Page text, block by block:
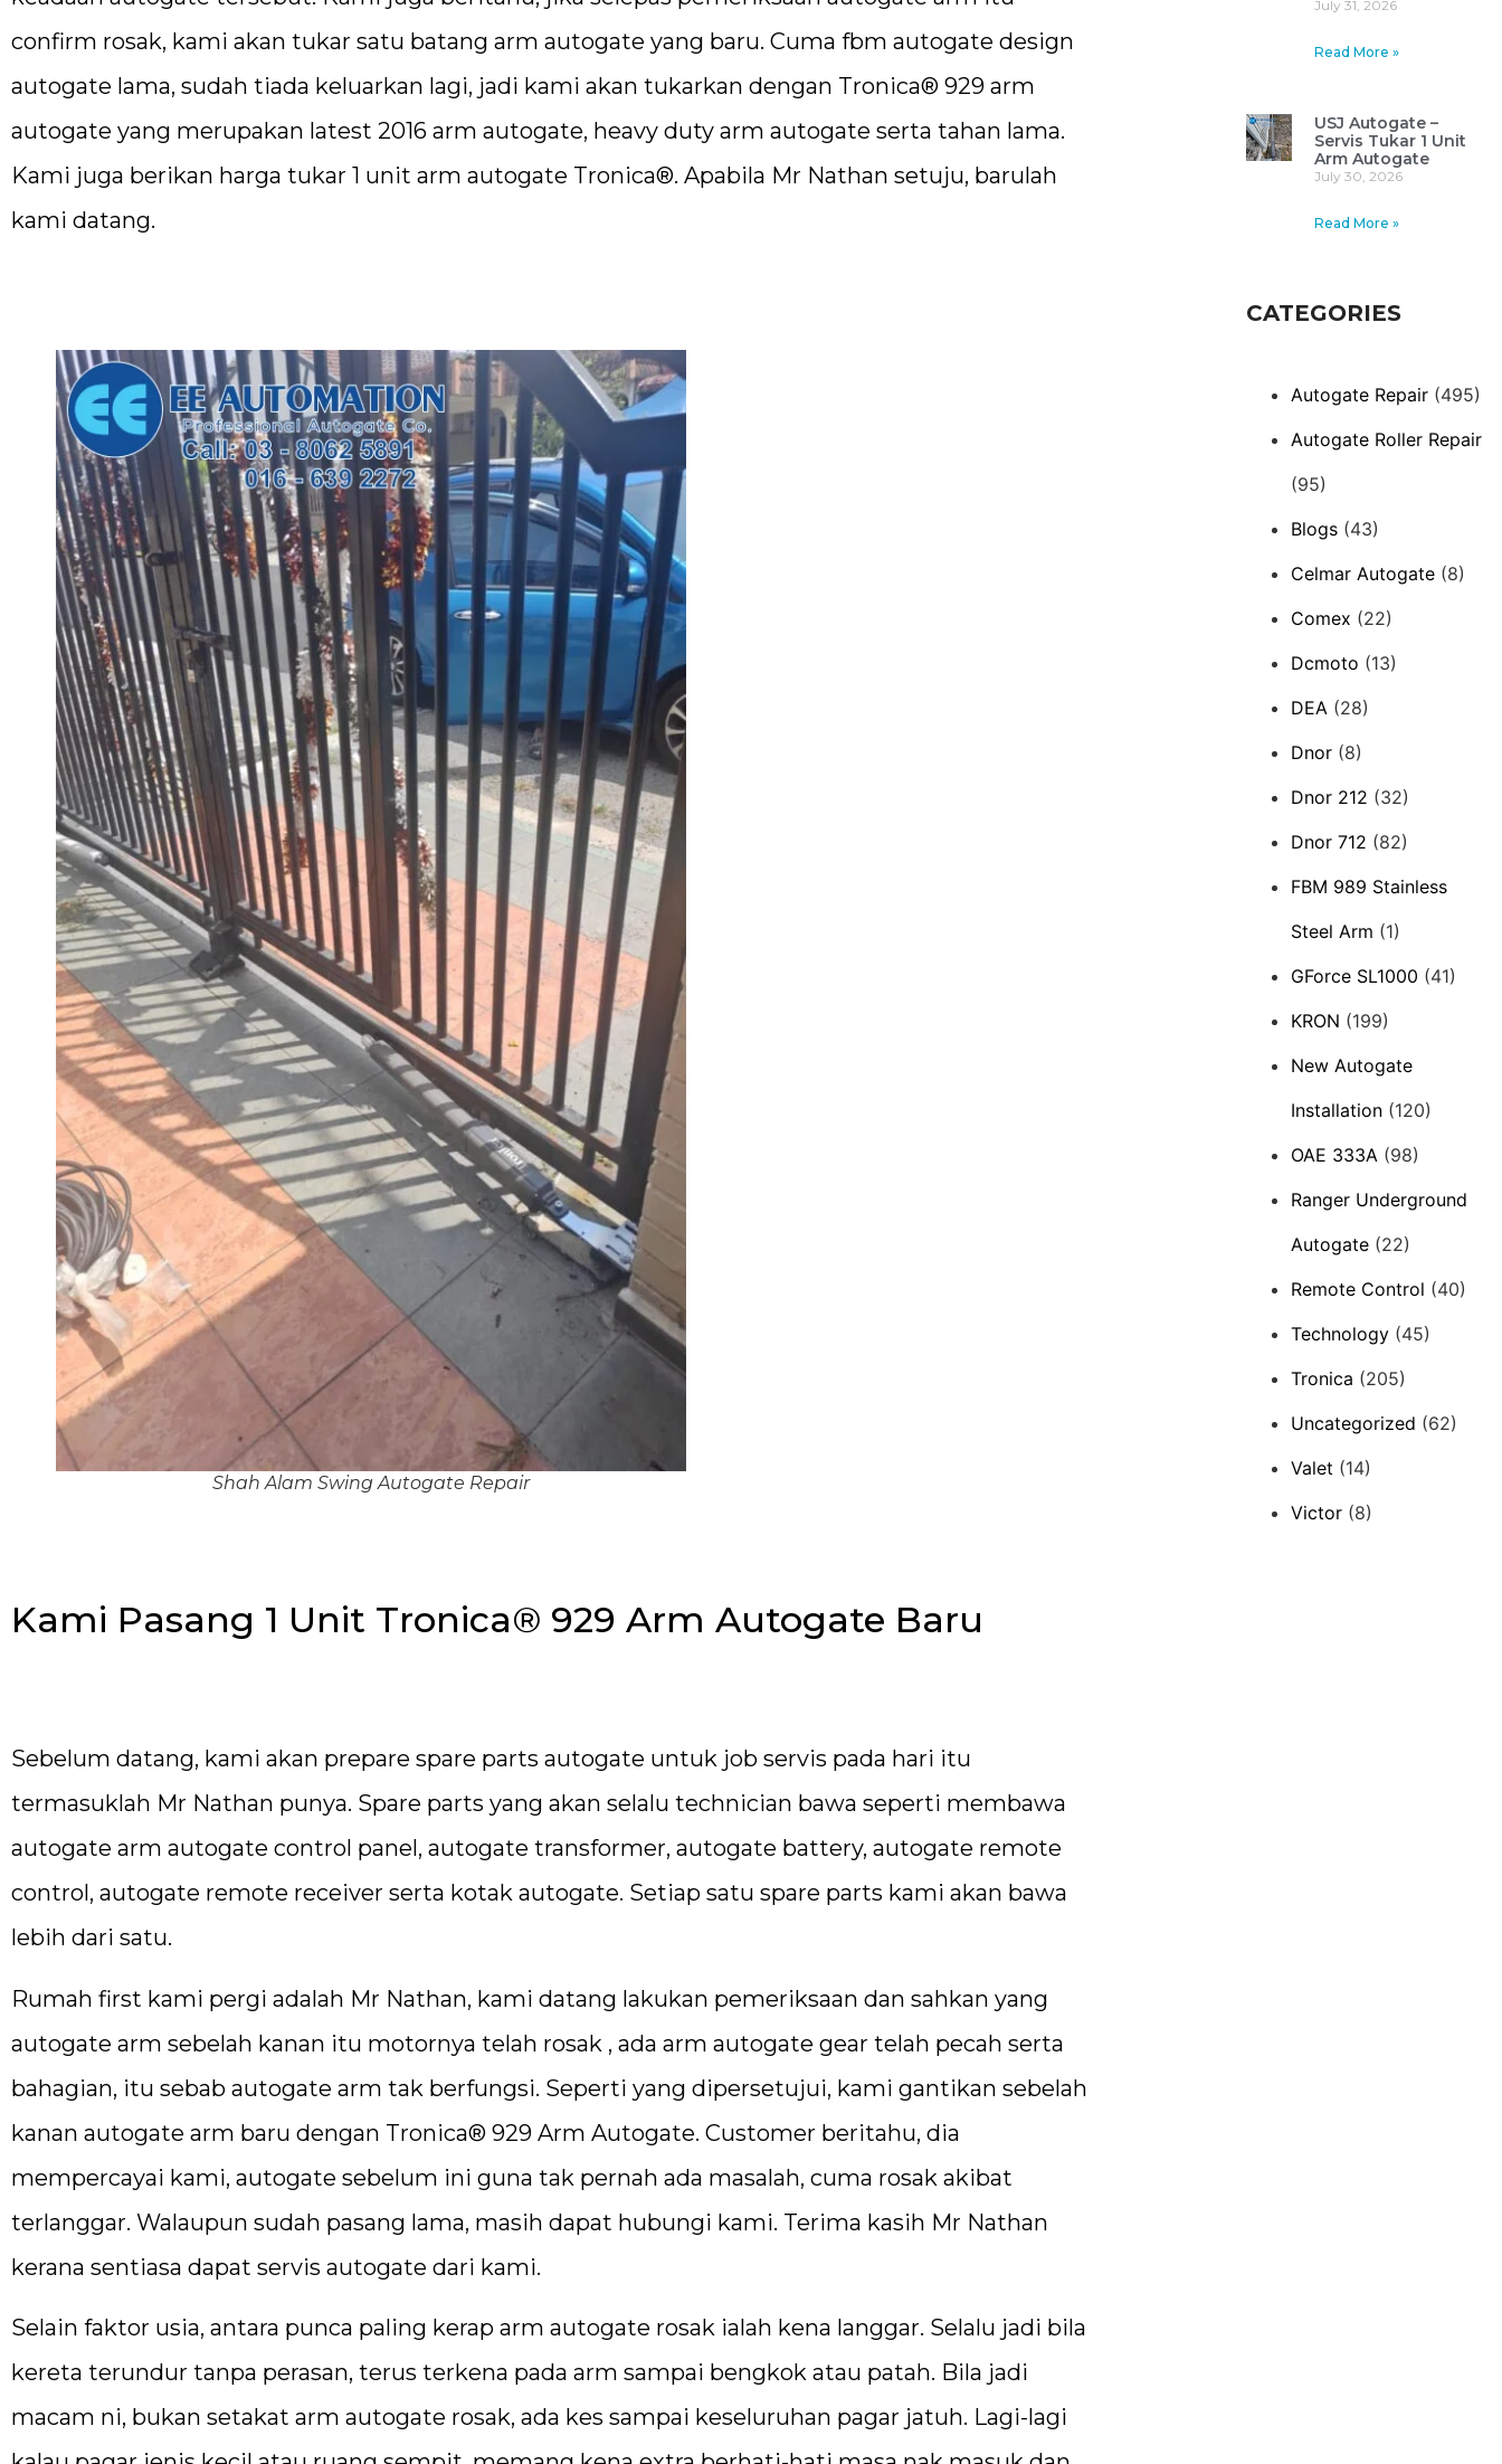
confirm rosak, kami akan tukar satu batang arm autogate yang baru. Cuma fbm autogate design
autogate lama, sudah tiada keluarkan lagi, jadi kami akan tukarkan dengan Tronica® 929 arm
autogate yang merupakan latest 2016 arm autogate, heavy duty arm autogate serta tahan lama.
Kami juga berikan harga tukar 1 unit arm autogate Tronica®. Apabila Mr Nathan setuju, barulah
kami datang.
Shah Alam Swing Autogate Repair
Kami Pasang 1 Unit Tronica® 929 Arm Autogate Baru
Sebelum datang, kami akan prepare spare parts autogate untuk job servis pada hari itu
termasuklah Mr Nathan punya. Spare parts yang akan selalu technician bawa seperti membawa
autogate arm autogate control panel, autogate transformer, autogate battery, autogate remote
control, autogate remote receiver serta kotak autogate. Setiap satu spare parts kami akan bawa
lebih dari satu.
Rumah first kami pergi adalah Mr Nathan, kami datang lakukan pemeriksaan dan sahkan yang
autogate arm sebelah kanan itu motornya telah rosak , ada arm autogate gear telah pecah serta
bahagian, itu sebab autogate arm tak berfungsi. Seperti yang dipersetujui, kami gantikan sebelah
kanan autogate arm baru dengan Tronica® 929 Arm Autogate. Customer beritahu, dia
mempercayai kami, autogate sebelum ini guna tak pernah ada masalah, cuma rosak akibat
terlanggar. Walaupun sudah pasang lama, masih dapat hubungi kami. Terima kasih Mr Nathan
kerana sentiasa dapat servis autogate dari kami.
Selain faktor usia, antara punca paling kerap arm autogate rosak ialah kena langgar. Selalu jadi bila
kereta terundur tanpa perasan, terus terkena pada arm sampai bengkok atau patah. Bila jadi
macam ni, bukan setakat arm autogate rosak, ada kes sampai keseluruhan pagar jatuh. Lagi-lagi
July 31, 2026
Read More »
USJ Autogate –
Servis Tukar 1 Unit
Arm Autogate
July 30, 2026
Read More »
CATEGORIES
Autogate Repair(495)
Autogate Roller Repair
(95)
Blogs(43)
Celmar Autogate(8)
Comex (22)
Dcmoto (13)
DEA (28)
Dnor(8)
Dnor 212 (32)
Dnor 712 (82)
FBM 989 Stainless
Steel Arm (1)
GForce SL1000 (41)
KRON (199)
New Autogate
Installation(120)
OAE 333A (98)
Ranger Underground
Autogate(22)
Remote Control (40)
Technology(45)
Tronica (205)
Uncategorized (62)
Valet (14)
Victor(8)